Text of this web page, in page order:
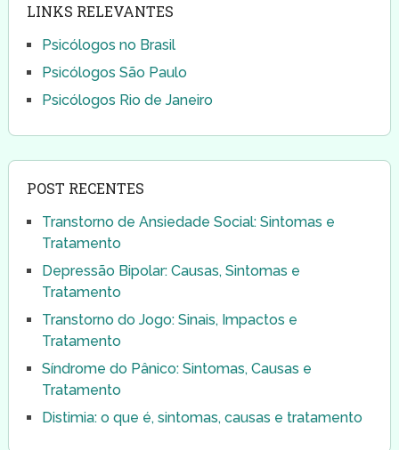
LINKS RELEVANTES
Psicólogos no Brasil
Psicólogos São Paulo
Psicólogos Rio de Janeiro
POST RECENTES
Transtorno de Ansiedade Social: Sintomas e
Tratamento
Depressão Bipolar: Causas, Sintomas e
Tratamento
Transtorno do Jogo: Sinais, Impactos e
Tratamento
Síndrome do Pânico: Sintomas, Causas e
Tratamento
Distimia: o que é, sintomas, causas e tratamento